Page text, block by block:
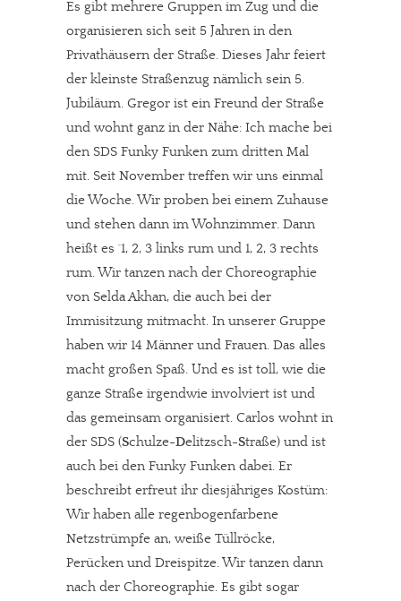
Es gibt mehrere Gruppen im Zug und die
organisieren sich seit 5 Jahren in den
Privathäusern der Straße. Dieses Jahr feiert
der kleinste Straßenzug nämlich sein 5.
Jubiläum. Gregor ist ein Freund der Straße
und wohnt ganz in der Nähe: Ich mache bei
den SDS Funky Funken zum dritten Mal
mit. Seit November treffen wir uns einmal
die Woche. Wir proben bei einem Zuhause
und stehen dann im Wohnzimmer. Dann
heißt es `1, 2, 3 links rum und 1, 2, 3 rechts
rum. Wir tanzen nach der Choreographie
von Selda Akhan, die auch bei der
Immisitzung mitmacht. In unserer Gruppe
haben wir 14 Männer und Frauen. Das alles
macht großen Spaß. Und es ist toll, wie die
ganze Straße irgendwie involviert ist und
das gemeinsam organisiert. Carlos wohnt in
der SDS (Schulze-Delitzsch-Straße) und ist
auch bei den Funky Funken dabei. Er
beschreibt erfreut ihr diesjähriges Kostüm:
Wir haben alle regenbogenfarbene
Netzstrümpfe an, weiße Tüllröcke,
Perücken und Dreispitze. Wir tanzen dann
nach der Choreographie. Es gibt sogar